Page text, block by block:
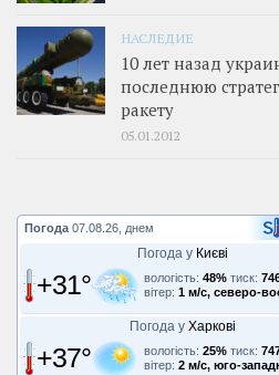
НАСЛЕДИЕ
10 лет назад
последнюю
ракету
05.01.2012
Погода 07.08.26, днем
Погода у Києві
+31° вологість: 48% тиск:
вітер: 1 м/с, северо-
Погода у Харкові
+37° вологість: 25% тиск:
вітер: 2 м/с, юго-